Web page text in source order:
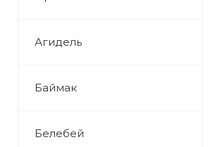
Агидель
Баймак
Белебей